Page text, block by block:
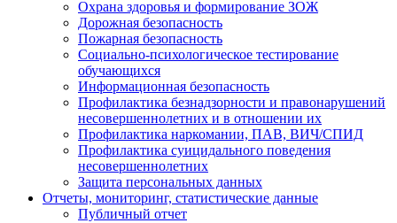
Охрана здоровья и формирование ЗОЖ
Дорожная безопасность
Пожарная безопасность
Социально-психологическое тестирование
обучающихся
Информационная безопасность
Профилактика безнадзорности и правонарушений
несовершеннолетних и в отношении их
Профилактика наркомании, ПАВ, ВИЧ/СПИД
Профилактика суицидального поведения
несовершеннолетних
Защита персональных данных
Отчеты, мониторинг, статистические данные
Публичный отчет